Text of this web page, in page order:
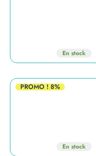
En stock
PROMO !8%
En stock